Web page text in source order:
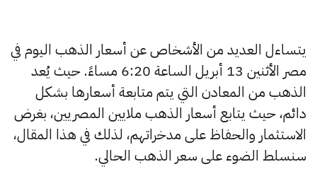
يتساءل العديد من الأشخاص عن أسعار الذهب اليوم في
مصر الأثنين 13 أبريل الساعة 6:20 مساءً. حيث يُعد
الذهب من المعادن التي يتم متابعة أسعارها بشكل
دائم، حيث يتابع أسعار الذهب ملايين المصريين، بغرض
الاستثمار والحفاظ على مدخراتهم، لذلك في هذا المقال،
سنسلط الضوء على سعر الذهب الحالي.